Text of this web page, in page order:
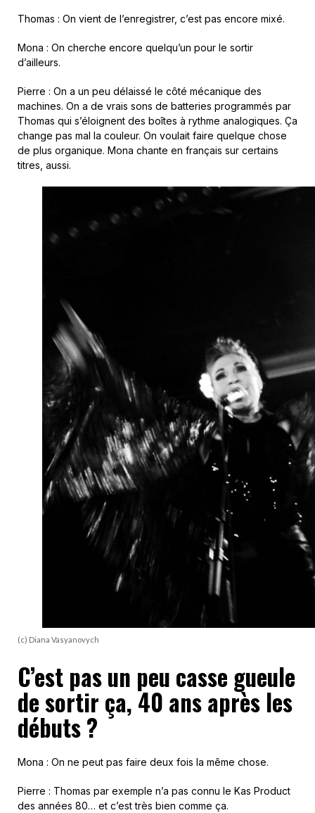
Thomas : On vient de l’enregistrer, c’est pas encore mixé.
Mona : On cherche encore quelqu’un pour le sortir
d’ailleurs.
Pierre : On a un peu délaissé le côté mécanique des
machines. On a de vrais sons de batteries programmés par
Thomas qui s’éloignent des boîtes à rythme analogiques. Ça
change pas mal la couleur. On voulait faire quelque chose
de plus organique. Mona chante en français sur certains
titres, aussi.
(c) Diana Vasyanovych
C’est pas un peu casse gueule
de sortir ça, 40 ans après les
débuts ?
Mona : On ne peut pas faire deux fois la même chose.
Pierre : Thomas par exemple n’a pas connu le Kas Product
des années 80… et c’est très bien comme ça.